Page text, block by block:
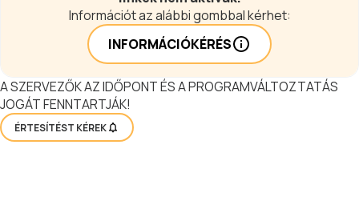
Információt az alábbi gombbal kérhet:
INFORMÁCIÓKÉRÉS
A SZERVEZŐK AZ IDŐPONT ÉS A PROGRAMVÁLTOZTATÁS
JOGÁT FENNTARTJÁK!
ÉRTESÍTÉST KÉREK